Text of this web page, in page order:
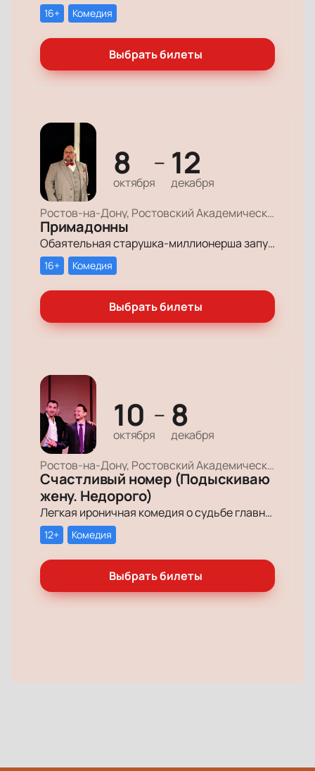
16+ Комедия
Выбрать билеты
8
октября
— 12
декабря
Ростов-на-Дону, Ростовский Академический Театр Драмы, Большая сцена
Примадонны
Обаятельная старушка-миллионерша запускает грандиозный поиск своих долгопотерянных племянниц, чтобы открыть им двери в мир богатства и оставить в наследство свои миллионы.
16+ Комедия
Выбрать билеты
10
октября
— 8
декабря
Ростов-на-Дону, Ростовский Академический Театр Драмы, Малая сцена
Счастливый номер (Подыскиваю
жену. Недорого)
Легкая ироничная комедия о судьбе главного героя-миллионера, который мечтает обрести успех и в личной жизни.
12+ Комедия
Выбрать билеты